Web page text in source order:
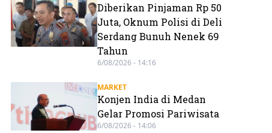
Diberikan Pinjaman Rp 50
Juta, Oknum Polisi di Deli
Serdang Bunuh Nenek 69
Tahun
6/08/2026 - 14:16
MARKET
Konjen India di Medan
Gelar Promosi Pariwisata
6/08/2026 - 14:06